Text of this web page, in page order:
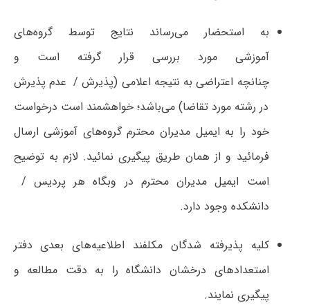
به استحضار می‌رساند نتایج توسط گروه‌های
آموزشی مورد بررسی قرار گرفته است و
چنانچه اعتراضی به نتیجه اعلامی (پذیرش / ‏‬ عدم پذیرش
در رشته مورد تقاضا) می‌باشد؛ خواهشمند است درخواست
خود را به ایمیل مدیران محترم گروه‌های آموزشی ارسال
فرمائید و از همان طریق پیگیری نمائید. لازم به توضیح
است ایمیل مدیران محترم در وبگاه هر پردیس / ‏‬
دانشکده وجود دارد.
کلیه پذیرفته شدگان مکلفند اطلاعیه‌های بعدی دفتر
استعدادهای درخشان دانشگاه را به دقت مطالعه و
پیگیری نمایند.